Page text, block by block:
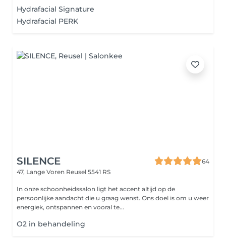
Hydrafacial Signature
Hydrafacial PERK
SILENCE
64
47, Lange Voren Reusel 5541 RS
In onze schoonheidssalon ligt het accent altijd op de
persoonlijke aandacht die u graag wenst. Ons doel is om u weer
energiek, ontspannen en vooral te...
O2 in behandeling